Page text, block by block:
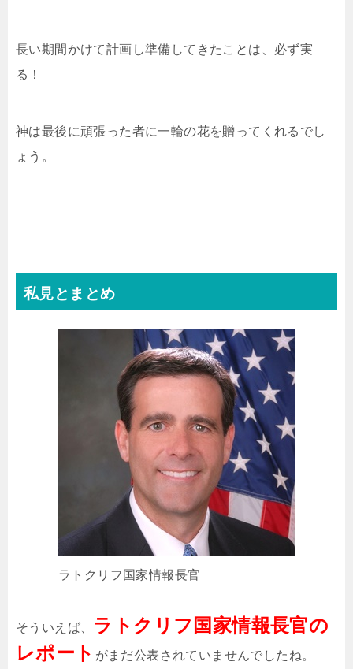
長い期間かけて計画し準備してきたことは、必ず実
る！
神は最後に頑張った者に一輪の花を贈ってくれるでし
ょう。
私見とまとめ
ラトクリフ国家情報長官
そういえば、 ラトクリフ国家情報長官の
レポート がまだ公表されていませんでしたね。